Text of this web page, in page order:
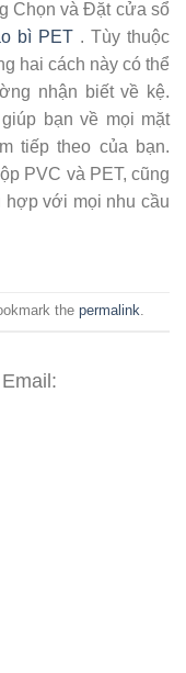
Chọn và Đặt cửa sổ
bì PET . Tùy thuộc
hai cách này có thể
nhận biết về kệ.
bạn về mọi mặt
tiếp theo của bạn.
PVC và PET, cũng
hợp với mọi nhu cầu
the permalink.
Email: